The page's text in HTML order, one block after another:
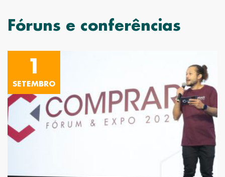
Fóruns e conferências
1
SETEMBRO